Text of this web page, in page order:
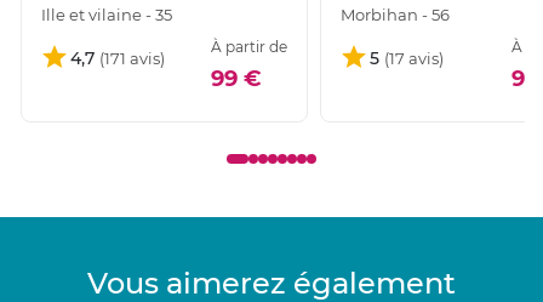
Ille et vilaine - 35
4,7
À partir de
99 €
Morbihan - 56
5
À
Vous aimerez également